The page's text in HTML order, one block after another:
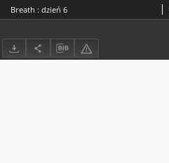
Breath : dzień 6